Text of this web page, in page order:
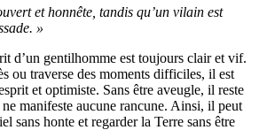
et honnête, tandis qu’un vilain est
»
d’un gentilhomme est toujours clair et vif.
ou traverse des moments difficiles, il est
et optimiste. Sans être aveugle, il reste
manifeste aucune rancune. Ainsi, il peut
sans honte et regarder la Terre sans être